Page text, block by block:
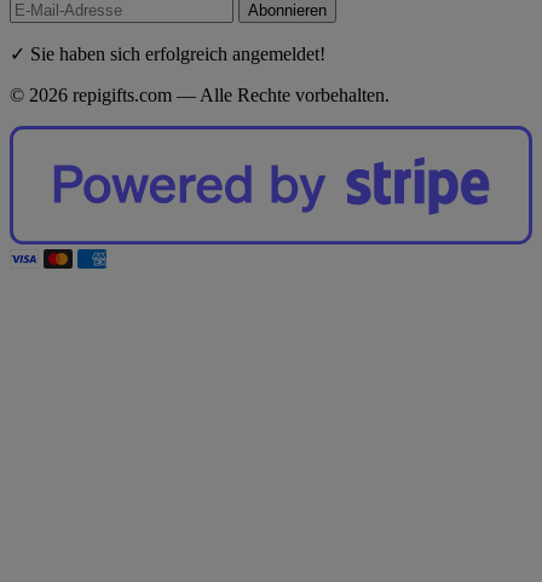
Abonnieren
✓ Sie haben sich erfolgreich angemeldet!
© 2026 repigifts.com — Alle Rechte vorbehalten.